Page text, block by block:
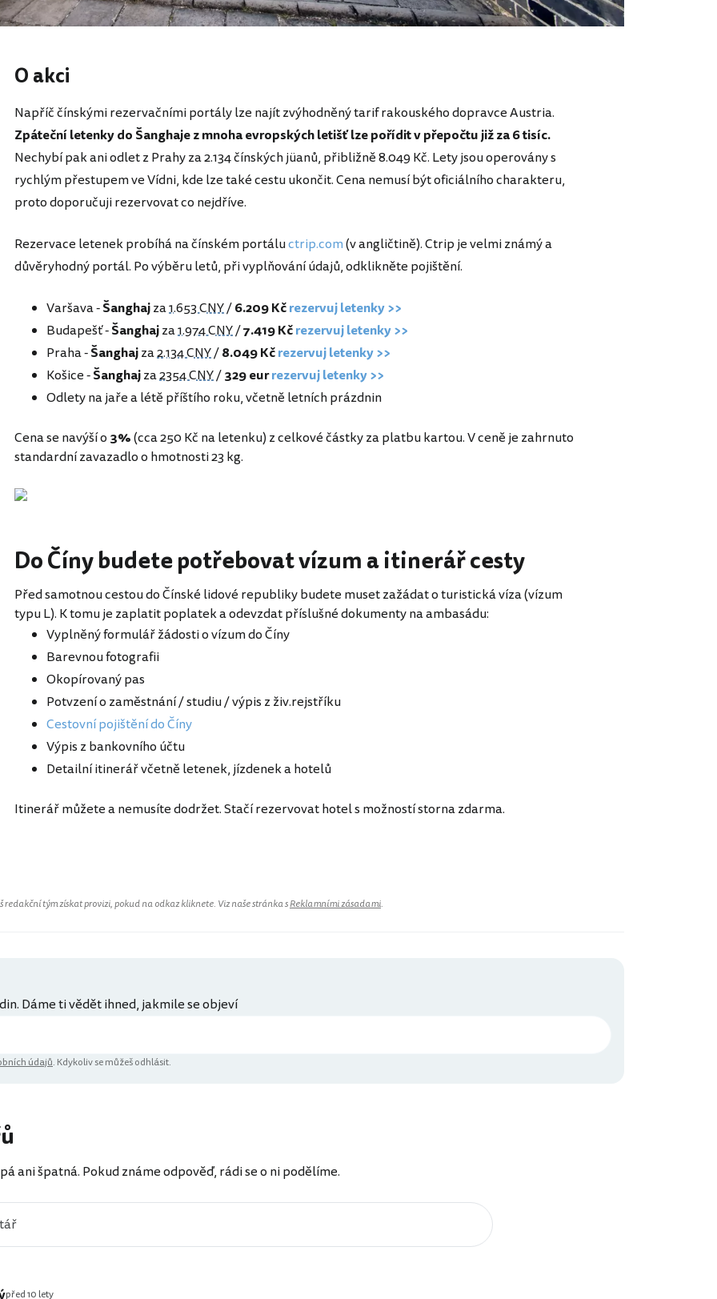
O akci
Napříč čínskými rezervačními portály lze najít zvýhodněný tarif rakouského dopravce Austria.
Zpáteční letenky do Šanghaje z mnoha evropských letišť lze pořídit v přepočtu již za 6 tisíc.
Nechybí pak ani odlet z Prahy za 2.134 čínských jüanů, přibližně 8.049 Kč. Lety jsou operovány s
rychlým přestupem ve Vídni, kde lze také cestu ukončit. Cena nemusí být oficiálního charakteru,
proto doporučuji rezervovat co nejdříve.
Rezervace letenek probíhá na čínském portáluctrip.com(v angličtině). Ctrip je velmi známý a
důvěryhodný portál. Po výběru letů, při vyplňování údajů, odklikněte pojištění.
Varšava -Šanghajza1.653 CNY/6.209 Kčrezervuj letenky >>
Budapešť -Šanghajza1.974 CNY/7.419 Kčrezervuj letenky >>
Praha -Šanghajza2.134 CNY/8.049 Kčrezervuj letenky >>
Košice -Šanghajza2354 CNY/329 eurrezervuj letenky >>
Odlety na jaře a létě příštího roku, včetně letních prázdnin
Cena se navýší o 3%(cca 250 Kč na letenku) z celkové částky za platbu kartou. V ceně je zahrnuto
standardní zavazadlo o hmotnosti 23 kg.
Do Číny budete potřebovat vízum a itinerář cesty
Před samotnou cestou do Čínské lidové republiky budete muset zažádat o turistická víza (vízum
typu L). K tomu je zaplatit poplatek a odevzdat příslušné dokumenty na ambasádu:
Vyplněný formulář žádosti o vízum do Číny
Barevnou fotografii
Okopírovaný pas
Potvzení o zaměstnání / studiu / výpis z živ.rejstříku
Cestovní pojištění do Číny
Výpis z bankovního účtu
Detailní itinerář včetně letenek, jízdenek a hotelů
Itinerář můžete a nemusíte dodržet. Stačí rezervovat hotel s možností storna zdarma.
tým získat provizi, pokud na odkaz kliknete. Viz naše stránka sReklamními zásadami.
Dáme ti vědět ihned, jakmile se objeví
údajů. Kdykoliv se můžeš odhlásit.
ani špatná. Pokud známe odpověď, rádi se o ni podělíme.
před 10 lety